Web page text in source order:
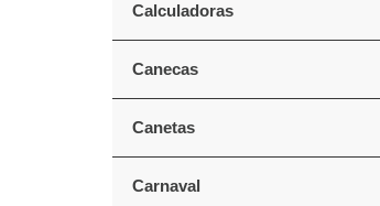
Calculadoras
Canecas
Canetas
Carnaval